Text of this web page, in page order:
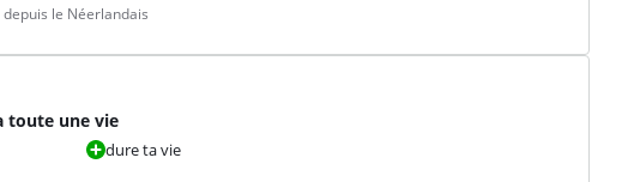
le Néerlandais
toute une vie
dure ta vie